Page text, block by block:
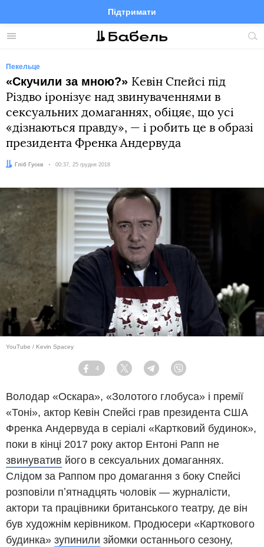
Меню
Підтримати
FacebookTelegramTwitter
Пекельце
«Cкучили за мною?» Кевін Спейсі під
Різдво іронізує над звинуваченнями в
сексуальних домаганнях, обіцяє, що усі
«дізнаються правду», — і робить це в образі
президента Френка Андервуда
Автор:Гліб Гусєв Дата:
00:37, 25 грудня 2018
YouTube / Kevin Spacey
Facebook
4
Twitter TelegramViber
Володар «Оскара», «Золотого глобуса» і премії
«Тоні», актор Кевін Спейсі грав президента США
Френка Андервуда в серіалі «Картковий будинок»,
поки в кінці 2017 року актор Ентоні Рапп не
звинуватив його в сексуальних домаганнях.
Слідом за Раппом про домагання з боку Спейсі
розповіли пʼятнадцять чоловік — журналісти,
актори та працівники британського театру, де він
був художнім керівником. Продюсери «Карткового
будинка» зупинили зйомки останнього сезону,